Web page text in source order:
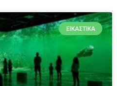
ΕΙΚΑΣΤΙΚΆ